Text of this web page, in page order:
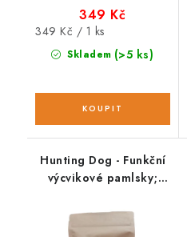
Skladem (>5 ks)
349 Kč
Měrná
cena:
349 Kč / 1 ks
Hunting Dog - Funkční
výcvikové pamlsky;